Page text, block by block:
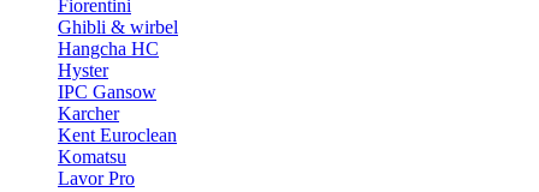
Fiorentini
Ghibli & wirbel
Hangcha HC
Hyster
IPC Gansow
Karcher
Kent Euroclean
Komatsu
Lavor Pro